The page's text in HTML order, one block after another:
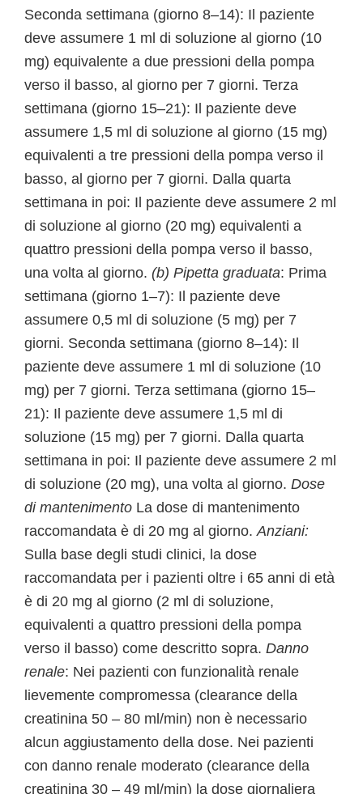
Seconda settimana (giorno 8–14): Il paziente
deve assumere 1 ml di soluzione al giorno (10
mg) equivalente a due pressioni della pompa
verso il basso, al giorno per 7 giorni. Terza
settimana (giorno 15–21): Il paziente deve
assumere 1,5 ml di soluzione al giorno (15 mg)
equivalenti a tre pressioni della pompa verso il
basso, al giorno per 7 giorni. Dalla quarta
settimana in poi: Il paziente deve assumere 2 ml
di soluzione al giorno (20 mg) equivalenti a
quattro pressioni della pompa verso il basso,
una volta al giorno. (b) Pipetta graduata: Prima
settimana (giorno 1–7): Il paziente deve
assumere 0,5 ml di soluzione (5 mg) per 7
giorni. Seconda settimana (giorno 8–14): Il
paziente deve assumere 1 ml di soluzione (10
mg) per 7 giorni. Terza settimana (giorno 15–
21): Il paziente deve assumere 1,5 ml di
soluzione (15 mg) per 7 giorni. Dalla quarta
settimana in poi: Il paziente deve assumere 2 ml
di soluzione (20 mg), una volta al giorno. Dose
di mantenimento La dose di mantenimento
raccomandata è di 20 mg al giorno.Anziani:
Sulla base degli studi clinici, la dose
raccomandata per i pazienti oltre i 65 anni di età
è di 20 mg al giorno (2 ml di soluzione,
equivalenti a quattro pressioni della pompa
verso il basso) come descritto sopra. Danno
renale: Nei pazienti con funzionalità renale
lievemente compromessa (clearance della
creatinina 50 – 80 ml/min) non è necessario
alcun aggiustamento della dose. Nei pazienti
con danno renale moderato (clearance della
creatinina 30 – 49 ml/min) la dose giornaliera